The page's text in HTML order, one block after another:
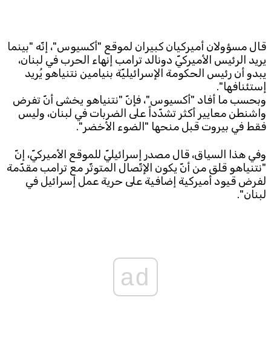
© 2025. All Rights Reserved. ByKoein
إستئنافها".
فقط في بيروت قبل منحها "الضوء الأخضر".
لبنان".
ad